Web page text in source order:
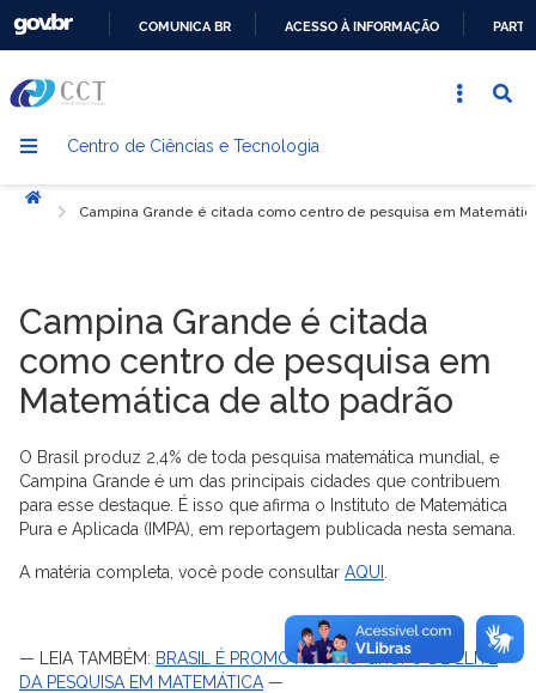
CONTEÚDO
COMUNICA BR ACESSO À INFORMAÇÃO
Centro de Ciências e Tecnologia
Início
Campina Grande é citada como centro de pesquisa em
Campina Grande é citada
como centro de pesquisa em
Matemática de alto padrão
O Brasil produz 2,4% de toda pesquisa matemática mundial, e
Campina Grande é um das principais cidades que contribuem
para esse destaque. É isso que afirma o Instituto de Matemática
Pura e Aplicada (IMPA), em reportagem publicada nesta semana.
A matéria completa, você pode consultar AQUI
— LEIA TAMBÉM: BRASIL É PROMOVIDO AO GRUPO DE ELITE
DA PESQUISA EM MATEMÁTICA —